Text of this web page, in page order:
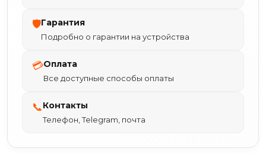
🛡Гарантия
Подробно о гарантии на устройства
💳Оплата
Все доступные способы оплаты
📞Контакты
Телефон, Telegram, почта